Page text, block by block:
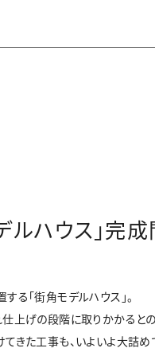
ルハウス」完
る「街角モデルハウス」。
上げの段階に取りかかると
きた工事も、いよいよ大詰め